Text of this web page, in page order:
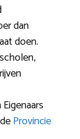
dan
doen.
Provincie